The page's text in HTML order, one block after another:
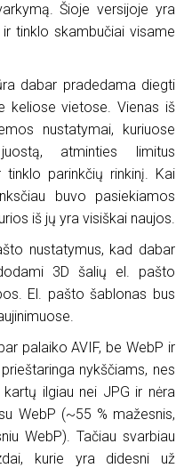
Šioje versijoje yra
tinklo skambučiai visame
dabar pradedama diegti
keliose vietose. Vienas iš
nustatymai, kuriuose
atminties limitus
parinkčių rinkinį. Kai
buvo pasiekiamos
iš jų yra visiškai naujos.
nustatymus, kad dabar
3D šalių el. pašto
El. pašto šablonas bus
palaiko AVIF, be WebP ir
nykščiams, nes
ilgiau nei JPG ir nėra
WebP (~55 % mažesnis,
WebP). Tačiau svarbiau
kurie yra didesni už